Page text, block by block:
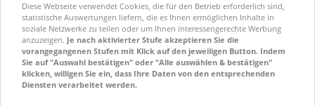
Diese Webseite verwendet Cookies, die für den Betrieb erforderlich sind,
statistische Auswertungen liefern, die es Ihnen ermöglichen Inhalte in
soziale Netzwerke zu teilen oder um Ihnen interessengerechte Werbung
anzuzeigen. Je nach aktivierter Stufe akzeptieren Sie die
vorangegangenen Stufen mit Klick auf den jeweiligen Button. Indem
Sie auf "Auswahl bestätigen" oder "Alle auswählen & bestätigen"
klicken, willigen Sie ein, dass Ihre Daten von den entsprechenden
Diensten verarbeitet werden.